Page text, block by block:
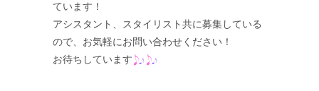
ています！
アシスタント、スタイリスト共に募集している
ので、お気軽にお問い合わせください！
お待ちしています